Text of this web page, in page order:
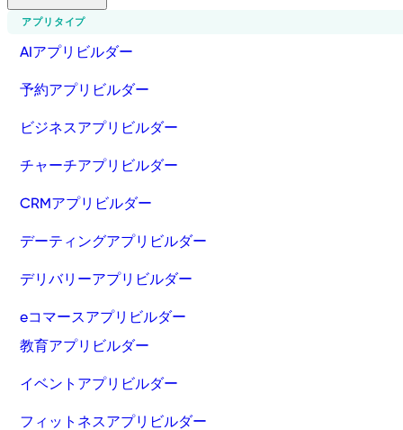
アプリタイプ
AIアプリビルダー
予約アプリビルダー
ビジネスアプリビルダー
チャーチアプリビルダー
CRMアプリビルダー
デーティングアプリビルダー
デリバリーアプリビルダー
eコマースアプリビルダー
教育アプリビルダー
イベントアプリビルダー
フィットネスアプリビルダー